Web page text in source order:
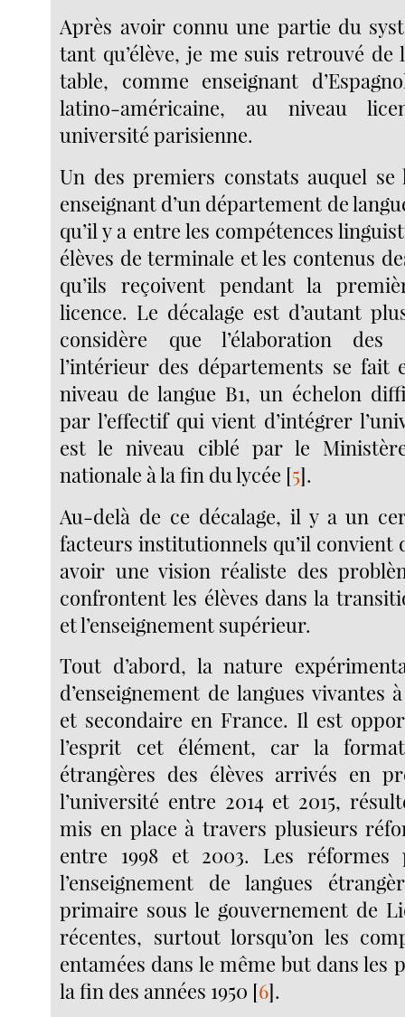
Après avoir connu une partie du
tant qu’élève, je me suis retrouvé de
table, comme enseignant
latino-américaine, au niveau
université parisienne.
Un des premiers constats auquel
enseignant d’un département de
qu’il y a entre les compétences
élèves de terminale et les contenus
qu’ils reçoivent pendant la
licence. Le décalage est d’autant
considère que l’élaboration des
l’intérieur des départements se fait
niveau de langue B1, un échelon
par l’effectif qui vient d’intégrer
est le niveau ciblé par le
nationale à la fin du lycée [5].
Au-delà de ce décalage, il y a un
facteurs institutionnels qu’il convient
avoir une vision réaliste des
confrontent les élèves dans la
et l’enseignement supérieur.
Tout d’abord, la nature
d’enseignement de langues vivantes
et secondaire en France. Il est
l’esprit cet élément, car la
étrangères des élèves arrivés en
l’université entre 2014 et 2015,
mis en place à travers plusieurs
entre 1998 et 2003. Les
l’enseignement de langues
primaire sous le gouvernement de
récentes, surtout lorsqu’on les
entamées dans le même but dans les
la fin des années 1950 [6].